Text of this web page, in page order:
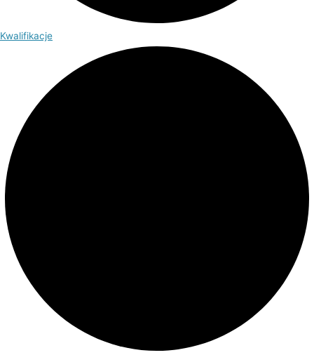
Kwalifikacje